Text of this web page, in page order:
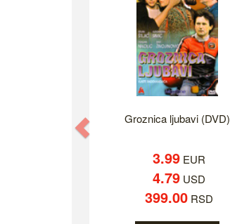
Groznica ljubavi (DVD)
3.99 EUR
4.79 USD
399.00 RSD
Previous